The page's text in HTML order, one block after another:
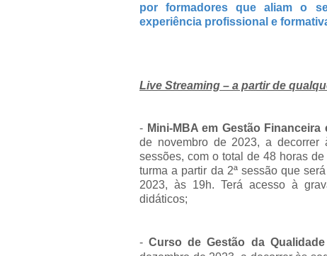
por formadores que aliam o
experiência profissional e
Live Streaming – a partir de
- Mini-MBA em Gestão
de novembro de 2023, a decorrer
sessões, com o total de 48 horas
turma a partir da 2ª sessão que
2023, às 19h. Terá acesso à
didáticos;
-Curso de Gestão da